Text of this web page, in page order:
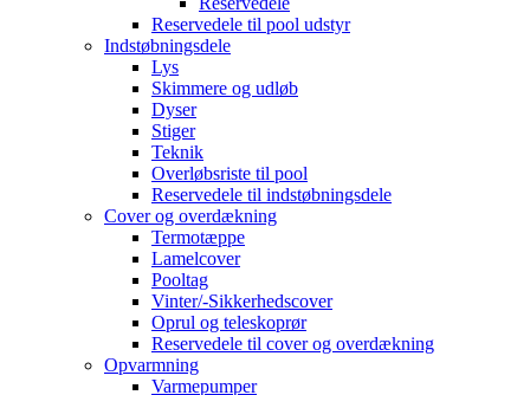
Reservedele til pool udstyr
Indstøbningsdele
Lys
Skimmere og udløb
Dyser
Stiger
Teknik
Overløbsriste til pool
Reservedele til indstøbningsdele
Cover og overdækning
Termotæppe
Lamelcover
Pooltag
Vinter/-Sikkerhedscover
Oprul og teleskoprør
Reservedele til cover og overdækning
Opvarmning
Varmepumper